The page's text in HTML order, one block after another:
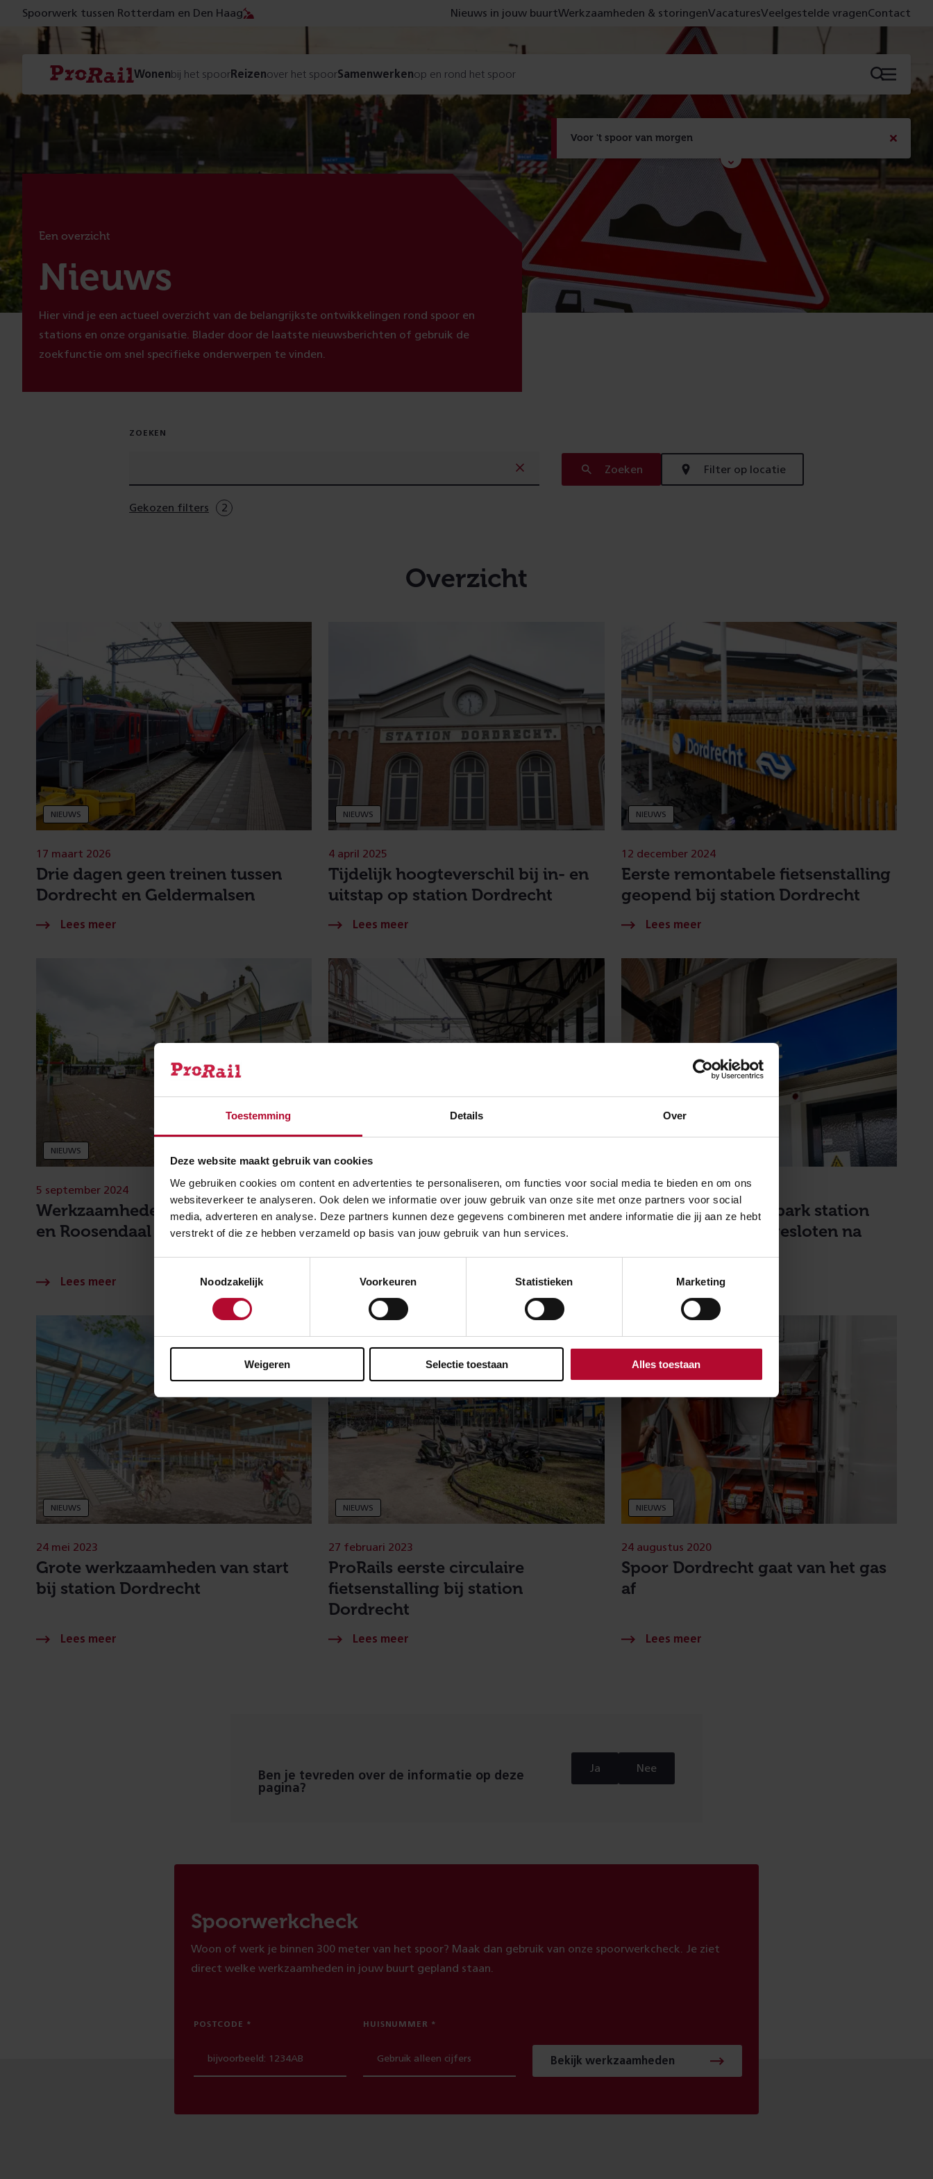
Toestemming Details Over
Deze website maakt gebruik van cookies
We gebruiken cookies om content en advertenties te personaliseren, om functies voor social media te bieden en om ons
websiteverkeer te analyseren. Ook delen we informatie over jouw gebruik van onze site met onze partners voor social
media, adverteren en analyse. Deze partners kunnen deze gegevens combineren met andere informatie die jij aan ze hebt
verstrekt of die ze hebben verzameld op basis van jouw gebruik van hun services.
Noodzakelijk
Voorkeuren Statistieken Marketing
Weigeren Selectie toestaan Alles toestaan
Voor 't spoor van morgen
Met de campagne 'Voor 't spoor naar morgen' laten
we zien wat er vandaag gebeurt en wat dat -
figuurlijk gezien - morgen oplevert.
sluiten
Spoorwerk tussen Rotterdam en Den Haag Nieuws in jouw buurtWerkzaamheden & storingenVacaturesVeelgestelde vragenContact
Navigatie
Homepage
ProRail
Wonenbij het spoorReizenover het spoorSamenwerkenop en rond het spoor Menu
Een overzicht
:
Nieuws
Hier vind je een actueel overzicht van de belangrijkste ontwikkelingen rond spoor en
stations en onze organisatie. Blader door de laatste nieuwsberichten of gebruik de
zoekfunctie om snel specifieke onderwerpen te vinden.
ZOEKEN
Zoeken Filter op locatie
Gekozen filters 2
Overzicht
NIEUWS
Drie dagen geen treinen tussen
Dordrecht en Geldermalsen
17 maart 2026
NIEUWS
Tijdelijk hoogteverschil bij in- en
uitstap op station Dordrecht
4 april 2025
NIEUWS
Eerste remontabele fietsenstalling
geopend bij station Dordrecht
12 december 2024
NIEUWS
Werkzaamheden tussen Dordrecht
en Roosendaal
5 september 2024
Nieuwe fundering voor
monumentale overkapping
Dordrecht
8 augustus 2024
Entree kant Weizigtpark station
Dordrecht tijdelijk gesloten na
22.00 uur
17 juni 2024
NIEUWS
Grote werkzaamheden van start
bij station Dordrecht
24 mei 2023
NIEUWS
ProRails eerste circulaire
fietsenstalling bij station
Dordrecht
27 februari 2023
NIEUWS
Spoor Dordrecht gaat van het gas
af
24 augustus 2020
Ben je tevreden over de informatie op deze
pagina?
Ja Nee
Spoorwerkcheck
Woon of werk je binnen 300 meter van het spoor? Maak dan gebruik van onze spoorwerkcheck. Je ziet
direct welke werkzaamheden in jouw buurt gepland staan.
POSTCODE HUISNUMMER
Bekijk werkzaamheden